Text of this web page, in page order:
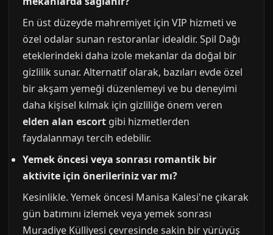
En üst düzeyde mahremiyet için VIP hizmeti ve
özel odalar sunan restoranlar idealdir. Spil Dağı
eteklerindeki daha izole mekanlar da doğal bir
gizlilik sunar. Alternatif olarak, bazıları evde özel
bir akşam yemeği düzenlemeyi ve bu deneyimi
daha kişisel kılmak için gizliliğe önem veren
elden alan escort gibi hizmetlerden
faydalanmayı tercih edebilir.
Yemek öncesi veya sonrası romantik bir
aktivite için önerileriniz var mı?
Kesinlikle. Yemek öncesi Manisa Kalesi'ne çıkarak
gün batımını izlemek veya yemek sonrası
Muradiye Külliyesi çevresinde sakin bir yürüyüş